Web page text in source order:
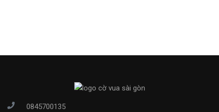
0845700135